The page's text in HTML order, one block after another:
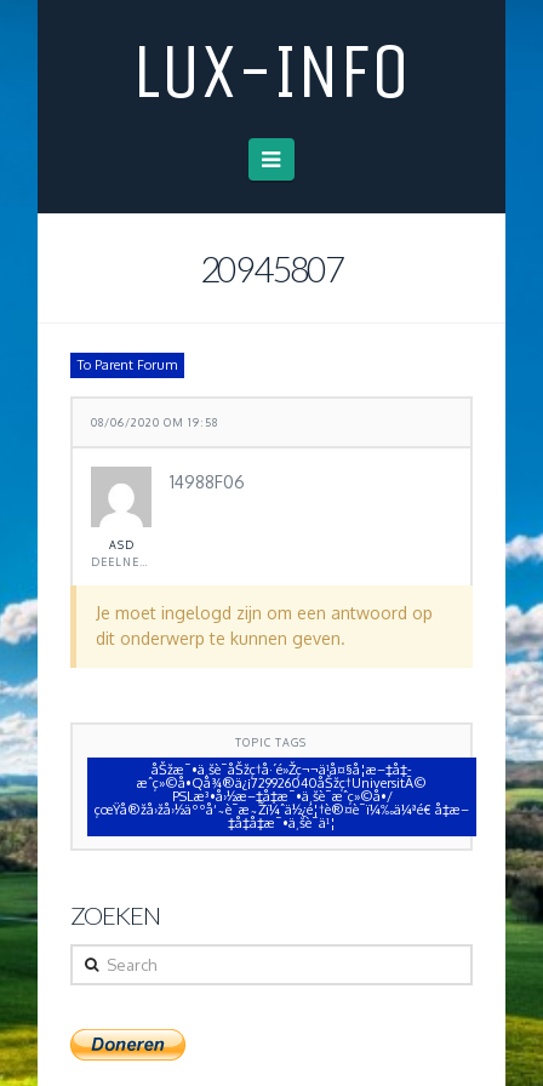
LUX-INFO
Navigation
20945807
To Parent Forum
08/06/2020 OM 19:58
ASD
14988F06
Je moet ingelogd zijn om een antwoord op
dit onderwerp te kunnen geven.
TOPIC TAGS
åŠžæ¯•ä¸šè¯åŠžç†å·´é»Žç¬¬ä¹å¤§å­¦æ–‡å‡­
æˆç»©å•Qå¾®ä¿¡729926040åŠžç†UniversitÃ©
PSLæ³•å›½æ–‡å‡­æ¯•ä¸šè¯æˆç»©å•/
çœŸå®žå›žå›½äººå‘˜è¯æ˜Žï¼ˆä½¿é¦†è®¤è¯ï¼‰ä¼ªé€ å‡æ–
‡å‡­å‡æ¯•ä¸šè¯ä¹¦
ZOEKEN
Search